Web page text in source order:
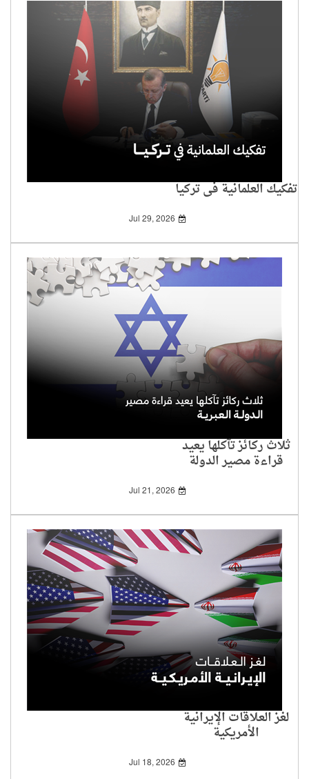
تفكيك العلمانية في تركيا
Jul 29, 2026
ثلاث ركائز تآكلها يعيد
قراءة مصير الدولة
Jul 21, 2026
لغز العلاقات الإيرانية
الأمريكية
Jul 18, 2026